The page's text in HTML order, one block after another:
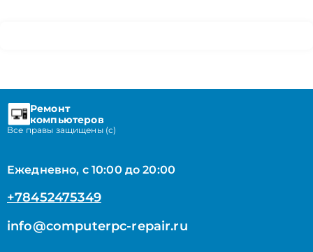
Ремонт
компьютеров
Все правы защищены (с)
Ежедневно, с 10:00 до 20:00
+78452475349
info@computerpc-repair.ru